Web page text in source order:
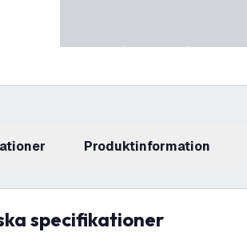
produktinformation
specifikationer